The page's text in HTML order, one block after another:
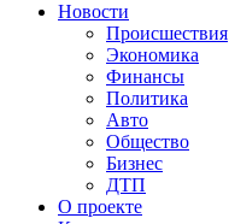
Новости
Происшествия
Экономика
Финансы
Политика
Авто
Общество
Бизнес
ДТП
О проекте